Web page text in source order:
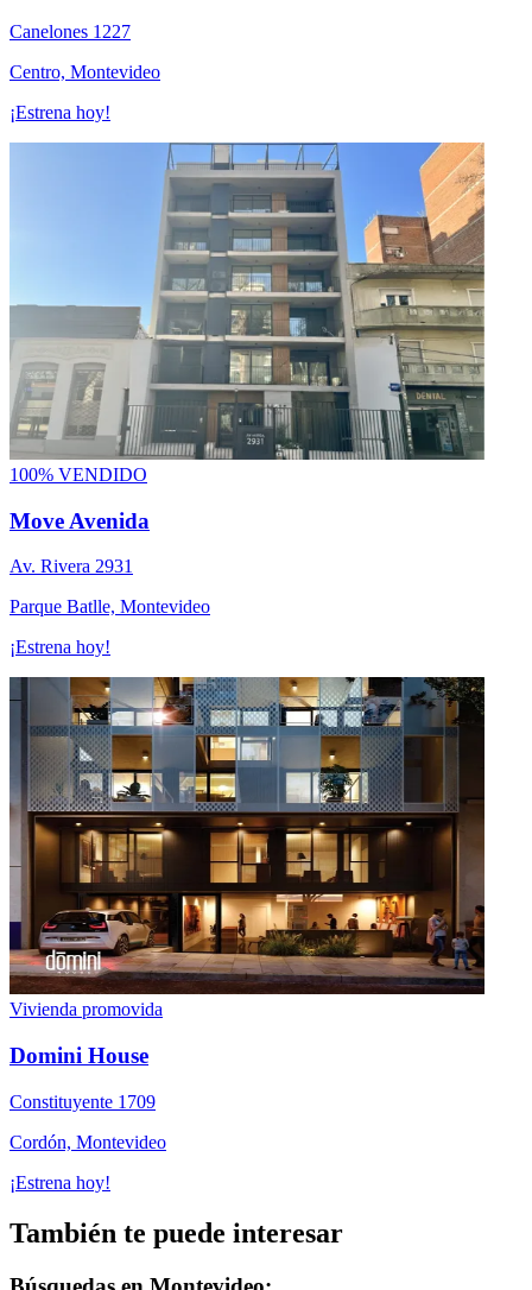
Canelones 1227
Centro, Montevideo
¡Estrena hoy!
100% VENDIDO
Move Avenida
Av. Rivera 2931
Parque Batlle, Montevideo
¡Estrena hoy!
Vivienda promovida
Domini House
Constituyente 1709
Cordón, Montevideo
¡Estrena hoy!
También te puede interesar